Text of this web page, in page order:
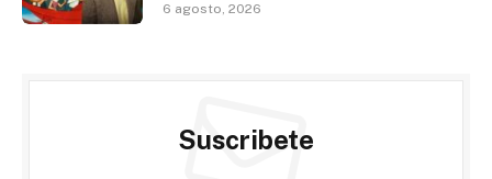
6 agosto, 2026
Suscribete